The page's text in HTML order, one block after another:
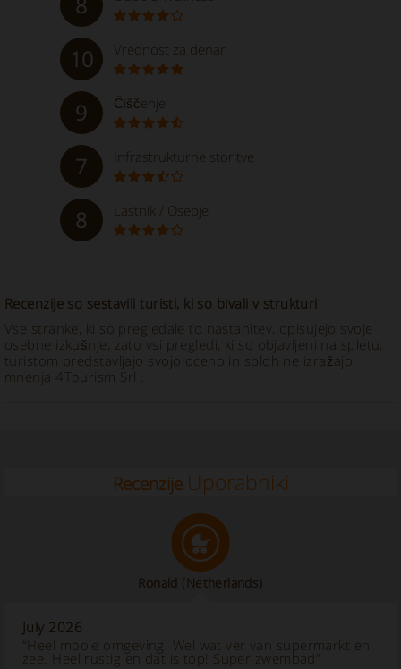
10 Vrednost za denar
9 Čiščenje
7 Infrastrukturne storitve
8 Lastnik / Osebje
Recenzije so sestavili turisti, ki so bivali v strukturi
Vse stranke, ki so pregledale to nastanitev, opisujejo svoje
osebne izkušnje, zato vsi pregledi, ki so objavljeni na spletu,
turistom predstavljajo svojo oceno in sploh ne izražajo
mnenja 4Tourism Srl .
Recenzije Uporabniki
Ronald (Netherlands)
July 2026
“Heel mooie omgeving. Wel wat ver van supermarkt en
zee. Heel rustig en dat is top! Super zwembad”